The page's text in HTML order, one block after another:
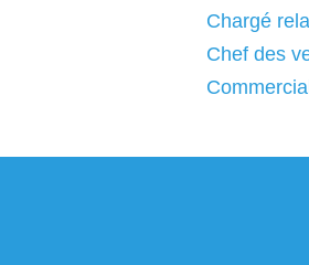
Chargé
Chef des